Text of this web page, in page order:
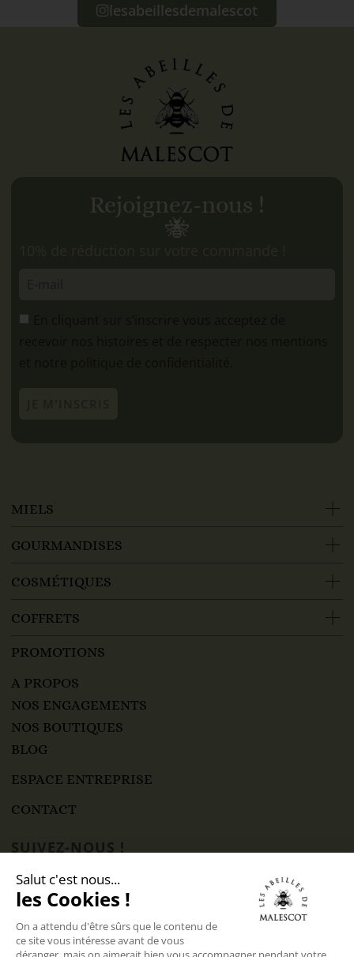
lesabeillesdemalescot
Rejoignez-nous !
🐝
MIELS
GOURMANDISES
COSMÉTIQUES
COFFRETS
PROMOTIONS
A PROPOS
NOS ENGAGEMENTS
NOS BOUTIQUES
BLOG
ESPACE ENTREPRISE
CONTACT
SUIVEZ-NOUS !
SAS Domaine de Malescot
Siège social : 1515 route de Fauconneau, 47250
Bouglon – France